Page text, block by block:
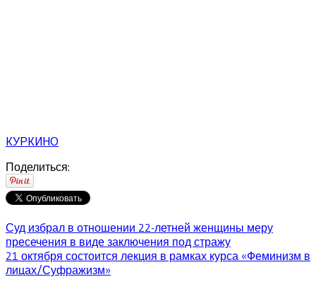
КУРКИНО
Поделиться:
Суд избрал в отношении 22-летней женщины меру
пресечения в виде заключения под стражу
21 октября состоится лекция в рамках курса «Феминизм в
лицах/Суфражизм»